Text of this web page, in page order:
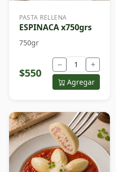
PASTA RELLENA
ESPINACA x750grs
750gr
$550
− +
Agregar